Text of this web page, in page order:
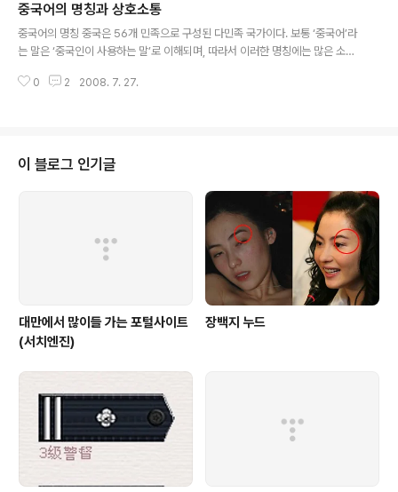
이래로 - 그 위에 한자라는 문자체계가 일관되게 유일한 문
자체계로서 존재해왔기 때문에 따로 개별 방언에 의거한
글말의 생성과 발달이 이루어지지 않은 때문이다. 현재 중
官話(관화, guānhuà) 방언 이 방언지역은 양자강 이북 전
중국어의 명칭과 상호소통
중국어의 명칭 중국은 56개 민족으로 구성된 다민족 국가이다. 보통 ‘중국어’라
는 말은 ‘중국인이 사용하는 말’로 이해되며, 따라서 이러한 명칭에는 많은 소수
0%이상을 차지하는 한족(漢族)이 사용하는 언어를 한어「漢語(hànyǔ)」라 하
북경어 성조)를 기초로 하였고, 어휘는 북방방언을 기초로 하며, 문법(어법)은
모범적인 현대 백화문(毛澤東 선집，老舍 작품 등)을 기초로 하여 제정하였
0 2 2008. 7. 27.
이 블로그 인기글
대만에서 많이들 가는 포털사이트
(서치엔진)
장백지 누드